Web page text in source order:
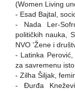
(Women Living
- Esad Bajtal,
- Nada Ler-
političkih nauka,
NVO 'Žene i
- Latinka
za savremenu
- Zilha Šiljak,
- Đurđa